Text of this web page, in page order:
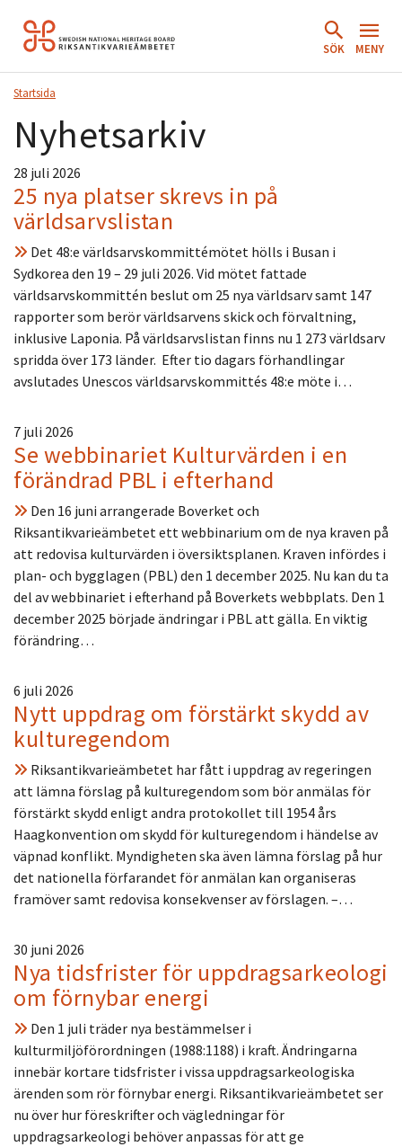
Hoppa
till
SÖK MENY
Startsida
Nyhetsarkiv
28 juli 2026
25 nya platser skrevs in på
världsarvslistan
Det 48:e världsarvskommittémötet hölls i Busan i
Sydkorea den 19 – 29 juli 2026. Vid mötet fattade
världsarvskommittén beslut om 25 nya världsarv samt 147
rapporter som berör världsarvens skick och förvaltning,
inklusive Laponia. På världsarvslistan finns nu 1 273 världsarv
spridda över 173 länder. Efter tio dagars förhandlingar
avslutades Unescos världsarvskommittés 48:e möte i…
7 juli 2026
Se webbinariet Kulturvärden i en
förändrad PBL i efterhand
Den 16 juni arrangerade Boverket och
Riksantikvarieämbetet ett webbinarium om de nya kraven på
att redovisa kulturvärden i översiktsplanen. Kraven infördes i
plan- och bygglagen (PBL) den 1 december 2025. Nu kan du ta
del av webbinariet i efterhand på Boverkets webbplats. Den 1
december 2025 började ändringar i PBL att gälla. En viktig
förändring…
6 juli 2026
Nytt uppdrag om förstärkt skydd av
kulturegendom
Riksantikvarieämbetet har fått i uppdrag av regeringen
att lämna förslag på kulturegendom som bör anmälas för
förstärkt skydd enligt andra protokollet till 1954 års
Haagkonvention om skydd för kulturegendom i händelse av
väpnad konflikt. Myndigheten ska även lämna förslag på hur
det nationella förfarandet för anmälan kan organiseras
framöver samt redovisa konsekvenser av förslagen. –…
30 juni 2026
Nya tidsfrister för uppdragsarkeologi
om förnybar energi
Den 1 juli träder nya bestämmelser i
kulturmiljöförordningen (1988:1188) i kraft. Ändringarna
innebär kortare tidsfrister i vissa uppdragsarkeologiska
ärenden som rör förnybar energi. Riksantikvarieämbetet ser
nu över hur föreskrifter och vägledningar för
uppdragsarkeologi behöver anpassas för att ge